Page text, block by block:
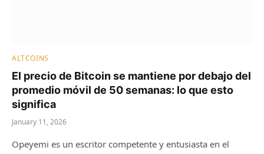
ALTCOINS
El precio de Bitcoin se mantiene por debajo del
promedio móvil de 50 semanas: lo que esto
significa
January 11, 2026
Opeyemi es un escritor competente y entusiasta en el